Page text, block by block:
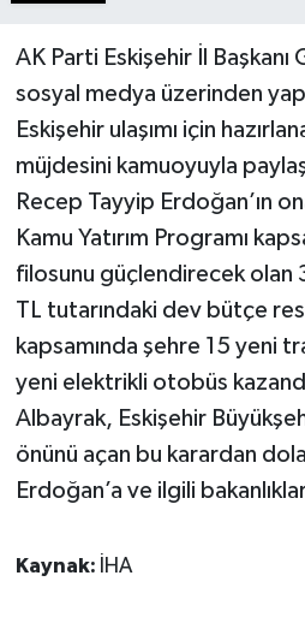
AK Parti Eskişehir İl Başkanı
sosyal medya üzerinden
Eskişehir ulaşımı için
müjdesini kamuoyuyla
Recep Tayyip Erdoğan’ın
Kamu Yatırım Programı
filosunu güçlendirecek olan
TL tutarındaki dev bütçe
kapsamında şehre 15 yeni
yeni elektrikli otobüs
Albayrak, Eskişehir
önünü açan bu karardan
Erdoğan’a ve ilgili
Kaynak: İHA
Yurttan